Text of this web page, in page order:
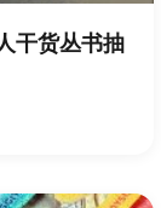
干货丛书抽